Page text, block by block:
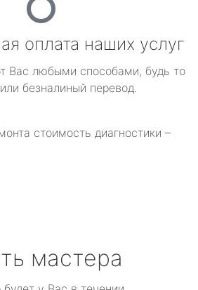
оплата наших услуг
Вас любыми способами, будь то
безналиный перевод.
стоимость диагностики –
мастера